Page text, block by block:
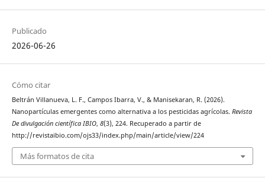
Publicado
2026-06-26
Cómo citar
Beltrán Villanueva, L. F., Campos Ibarra, V., & Manisekaran, R. (2026).
Nanopartículas emergentes como alternativa a los pesticidas agrícolas. Revista
De divulgación científica IBIO, 8(3), 224. Recuperado a partir de
http://revistaibio.com/ojs33/index.php/main/article/view/224
Más formatos de cita